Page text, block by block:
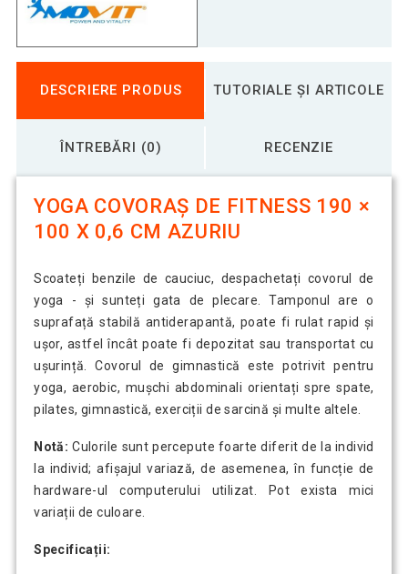
Yoga saltea de fitness 190 × 100 x
0,6 cm marin
Yoga saltea de fitness 190 × 100 x
0,6 cm roșu
130,64 Lei
Yoga saltea de fitness 190 × 100 x
Yoga saltea de fitness 190 × 100 x
0,6 cm verde deschis
Yoga saltea de fitness 190 × 100 x
0,6 cm verde inchis
DESCRIERE PRODUS TUTORIALE ȘI ARTICOLE
ÎNTREBĂRI (0) RECENZIE
YOGA COVORAȘ DE FITNESS 190 ×
100 X 0,6 CM AZURIU
Scoateți benzile de cauciuc, despachetați covorul de
yoga - și sunteți gata de plecare. Tamponul are o
suprafață stabilă antiderapantă, poate fi rulat rapid și
ușor, astfel încât poate fi depozitat sau transportat cu
ușurință. Covorul de gimnastică este potrivit pentru
yoga, aerobic, mușchi abdominali orientați spre spate,
pilates, gimnastică, exerciții de sarcină și multe altele.
Notă: Culorile sunt percepute foarte diferit de la individ
la individ; afișajul variază, de asemenea, în funcție de
hardware-ul computerului utilizat. Pot exista mici
variații de culoare.
Specificații: